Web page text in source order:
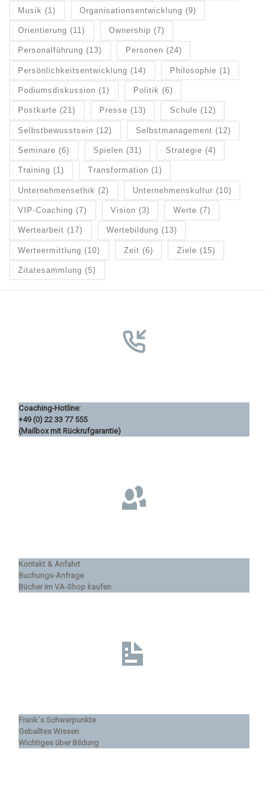
Musik (1) Organisationsentwicklung (9)
Orientierung (11) Ownership (7)
Personalführung (13) Personen (24)
Persönlichkeitsentwicklung (14) Philosophie (1)
Podiumsdiskussion (1) Politik (6)
Postkarte (21) Presse (13) Schule (12)
Selbstbewusstsein (12) Selbstmanagement (12)
Seminare (6) Spielen (31) Strategie (4)
Training (1) Transformation (1)
Unternehmensethik (2) Unternehmenskultur (10)
VIP-Coaching (7) Vision (3) Werte (7)
Wertearbeit (17) Wertebildung (13)
Werteermittlung (10) Zeit (6) Ziele (15)
Zitatesammlung (5)
Coaching-Hotline:
+49 (0) 22 33 77 555
(Mailbox mit Rückrufgarantie)
Kontakt & Anfahrt
Buchungs-Anfrage
Bücher im VA-Shop kaufen
Frank´s Schwerpunkte
Geballtes Wissen
Wichtiges über Bildung